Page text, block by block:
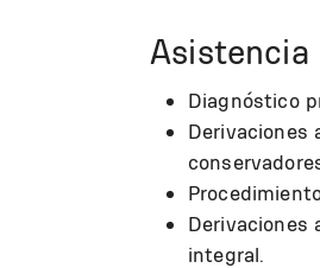
Asistencia
Diagnóstico
Derivaciones
Derivaciones
integral.